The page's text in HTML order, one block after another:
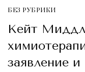
БЕЗ РУБРИКИ
Кейт
заявление